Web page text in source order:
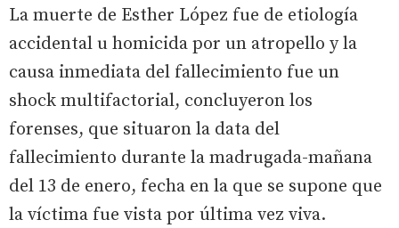
La muerte de Esther López fue de etiología
accidental u homicida por un atropello y la
causa inmediata del fallecimiento fue un
shock multifactorial, concluyeron los
forenses, que situaron la data del
fallecimiento durante la madrugada-mañana
del 13 de enero, fecha en la que se supone que
la víctima fue vista por última vez viva.